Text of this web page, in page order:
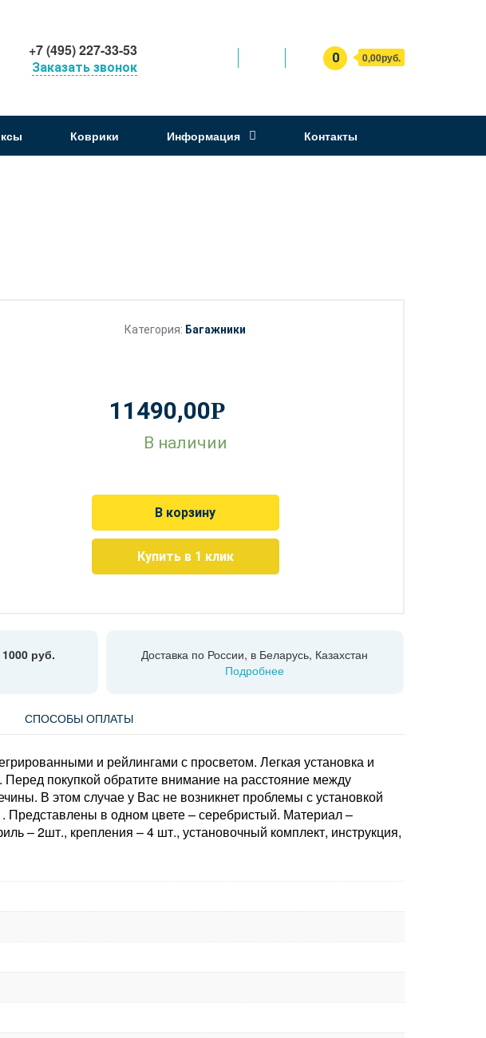
+7 (495) 227-33-53
Заказать звонок
0 0,00руб.
Коврики Информация Контакты
Категория: Багажники
11490,00Р
В наличии
В корзину
Купить в 1 клик
1000 руб.
Доставка по России, в Беларусь, Казахстан
Подробнее
СПОСОБЫ ОПЛАТЫ
и рейлингами с просветом. Легкая установка и
покупкой обратите внимание на расстояние между
В этом случае у Вас не возникнет проблемы с установкой
Представлены в одном цвете – серебристый. Материал –
– 2шт., крепления – 4 шт., установочный комплект, инструкция,